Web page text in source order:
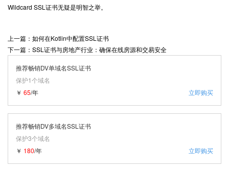
Wildcard SSL证书无疑是明智之举。
上一篇：如何在Kotlin中配置SSL证书
下一篇：SSL证书与房地产行业：确保在线房源和交易安全
推荐畅销DV单域名SSL证书
保护1个域名
立即购买
￥ 65/年
推荐畅销DV多域名SSL证书
保护3个域名
立即购买
￥ 180/年